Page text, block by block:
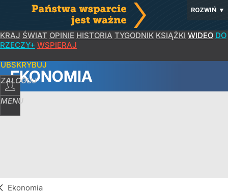
ROZWIŃ ▼
KRAJ ŚWIAT OPINIE HISTORIA TYGODNIK KSIĄŻKI WIDEO DO
RZECZY+ WSPIERAJ
ZALOGUJ
MENU
EKONOMIA
Ekonomia